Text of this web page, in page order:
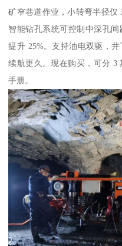
矿窄巷道作业，小转弯半径仅
智能钻孔系统可控制中深孔
提升 25%。支持油电双驱，
续航更久。现在购买，可分 3
手册。